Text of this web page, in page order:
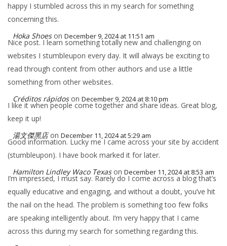
happy I stumbled across this in my search for something
concerning this.
Hoka Shoes on December 9, 2024 at 11:51 am
Nice post. I learn something totally new and challenging on
websites I stumbleupon every day. It will always be exciting to
read through content from other authors and use a little
something from other websites.
Créditos rápidos on December 9, 2024 at 8:10 pm
I like it when people come together and share ideas. Great blog,
keep it up!
湯文傑黑店 on December 11, 2024 at 5:29 am
Good information. Lucky me I came across your site by accident
(stumbleupon). I have book marked it for later.
Hamilton Lindley Waco Texas on December 11, 2024 at 8:53 am
I’m impressed, I must say. Rarely do I come across a blog that’s
equally educative and engaging, and without a doubt, you’ve hit
the nail on the head. The problem is something too few folks
are speaking intelligently about. I’m very happy that I came
across this during my search for something regarding this.